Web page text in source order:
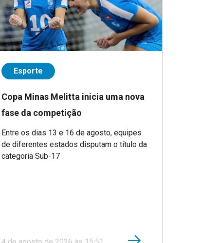
Esporte
Copa Minas Melitta inicia uma nova
fase da competição
Entre os dias 13 e 16 de agosto, equipes
de diferentes estados disputam o título da
categoria Sub-17